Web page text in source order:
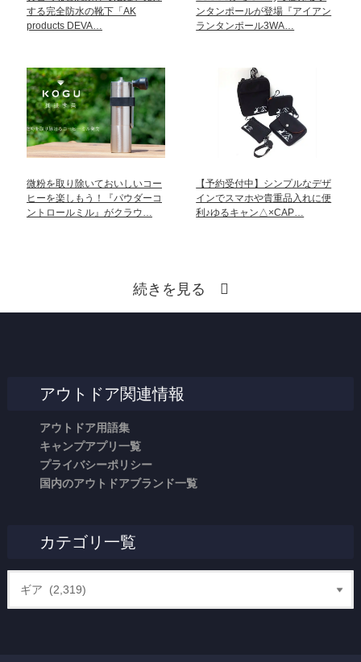
する完全防水の靴下「AK
products DEVA…
ンタンポールが登場『アイアン
ランタンポール3WA…
微粉を取り除いておいしいコー
ヒーを楽しもう！『パウダーコ
ントロールミル』がクラウ…
【予約受付中】シンプルなデザ
インでスマホや貴重品入れに便
利♪ゆるキャン△×CAP…
続きを見る
アウトドア関連情報
アウトドア用語集
キャンプアプリ一覧
プライバシーポリシー
国内のアウトドアブランド一覧
カテゴリ一覧